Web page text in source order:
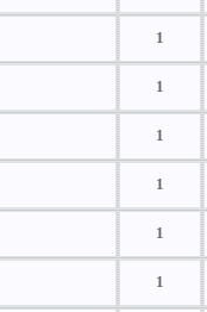
1
1
1
1
1
1